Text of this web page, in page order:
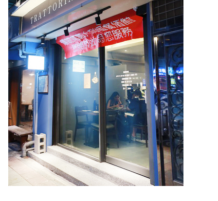
影音區
創意出版服務
歷史區
關於Yilan
個人著作
活動實況記錄
媒體報導一覽
合作與代言
訂閱電子報